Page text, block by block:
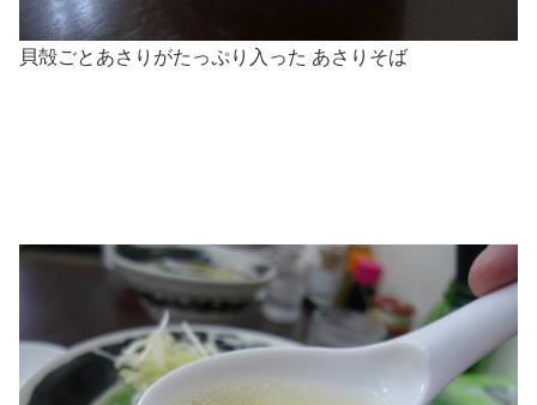
貝殻ごとあさりがたっぷり入った あさりそば